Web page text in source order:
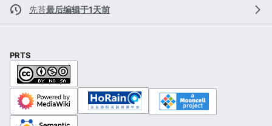
先苔最后编辑于1天前
PRTS